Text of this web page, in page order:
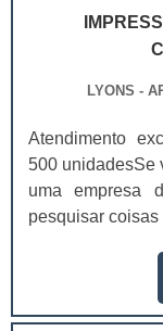
LYONS -
Atendimento
500 unidadesSe
uma empresa
pesquisar coisas
um
extremamente